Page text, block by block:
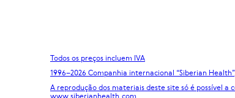
Todos os preços incluem IVA
1996–2026 Companhia internacional “Siberian
A reprodução dos materiais deste site só é possível
www.siberianhealth.com.